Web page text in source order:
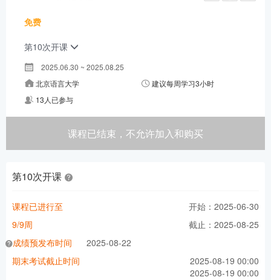
免费
第10次开课
2025.06.30 ~ 2025.08.25
北京语言大学
建议每周学习3小时
13人已参与
课程已结束，不允许加入和购买
第10次开课
开始：2025-06-30
截止：2025-08-25
课程已进行至
9/9周
成绩预发布时间
2025-08-22
期末考试截止时间
2025-08-19 00:00
2025-08-19 00:00